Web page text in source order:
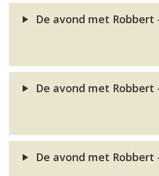
De avond met Robbert
De avond met Robbert
De avond met Robbert